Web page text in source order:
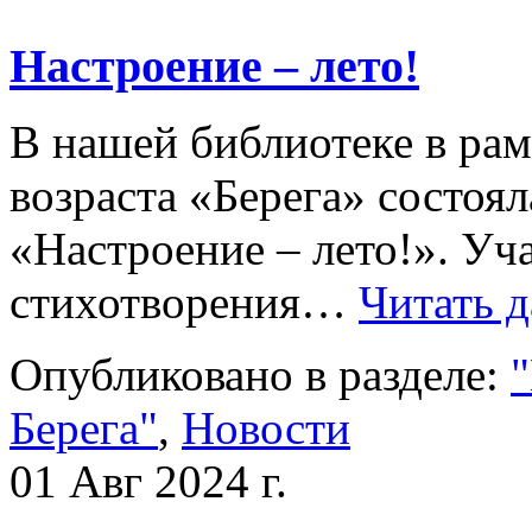
Настроение – лето!
В нашей библиотеке в
возраста «Берега»
«Настроение – лето!».
стихотворения… Читать
Опубликовано в разделе:
Берега", Новости
01 Авг 2024 г.